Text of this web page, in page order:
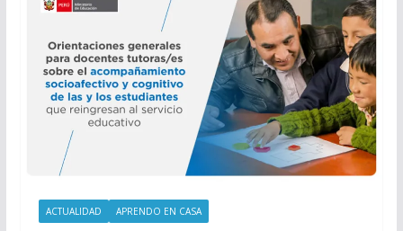
ACTUALIDAD APRENDO EN CASA